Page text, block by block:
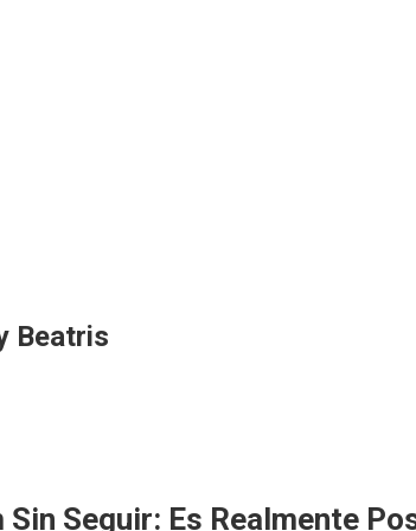
Beatris
Seguir: Es Realmente